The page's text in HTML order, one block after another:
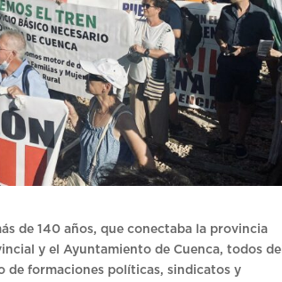
de 140 años, que conectaba la provincia
y el Ayuntamiento de Cuenca, todos del
de formaciones políticas, sindicatos y